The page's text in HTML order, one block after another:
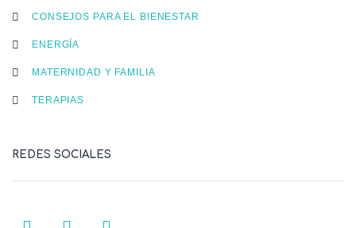
CONSEJOS PARA EL BIENESTAR
ENERGÍA
MATERNIDAD Y FAMILIA
TERAPIAS
REDES SOCIALES